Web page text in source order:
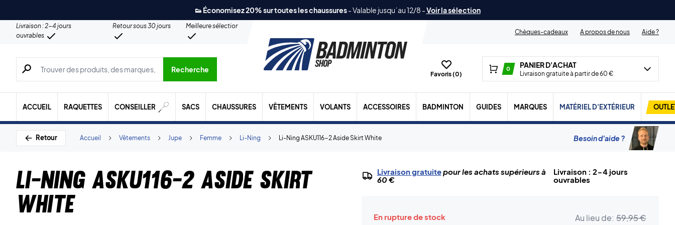
👟 Économisez 20% sur toutes les chaussures-Valable jusqu´au 12/8 -Voir la sélection
Livraison : 2-4 jours
ouvrables
Retour sous 30 jours
Meilleure sélection
Chèques-cadeaux
A propos de nous Aide ?
Recherche de produits, de marques, etc.
Recherche
Favoris (0)
0 PANIER D'ACHAT
Livraison gratuite à partir de 60 €
ACCUEIL RAQUETTES CONSEILLER SACS CHAUSSURES VÊTEMENTS VOLANTS ACCESSOIRES BADMINTON GUIDES MARQUES MATÉRIEL D'EXTÉRIEUR
Retour Li-Ning ASKU116-2 Aside Skirt White
Li-Ning
Femme
Jupe
Vêtements
Accueil Besoin d'aide ?
Li-Ning ASKU116-2 Aside Skirt
White
Livraison gratuitepour les achats supérieurs à
60 €
Livraison : 2-4 jours
ouvrables
En rupture de stock Au lieu de: 59,95 €